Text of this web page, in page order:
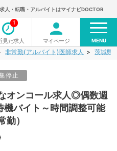
人・転職・アルバイトはマイナビDOCTOR
見た求人
1
マイページ MENU
非常勤(アルバイト)医師求人 茨城県
停止
オンコール求人◎偶数週
機バイト～時間調整可能
勤）